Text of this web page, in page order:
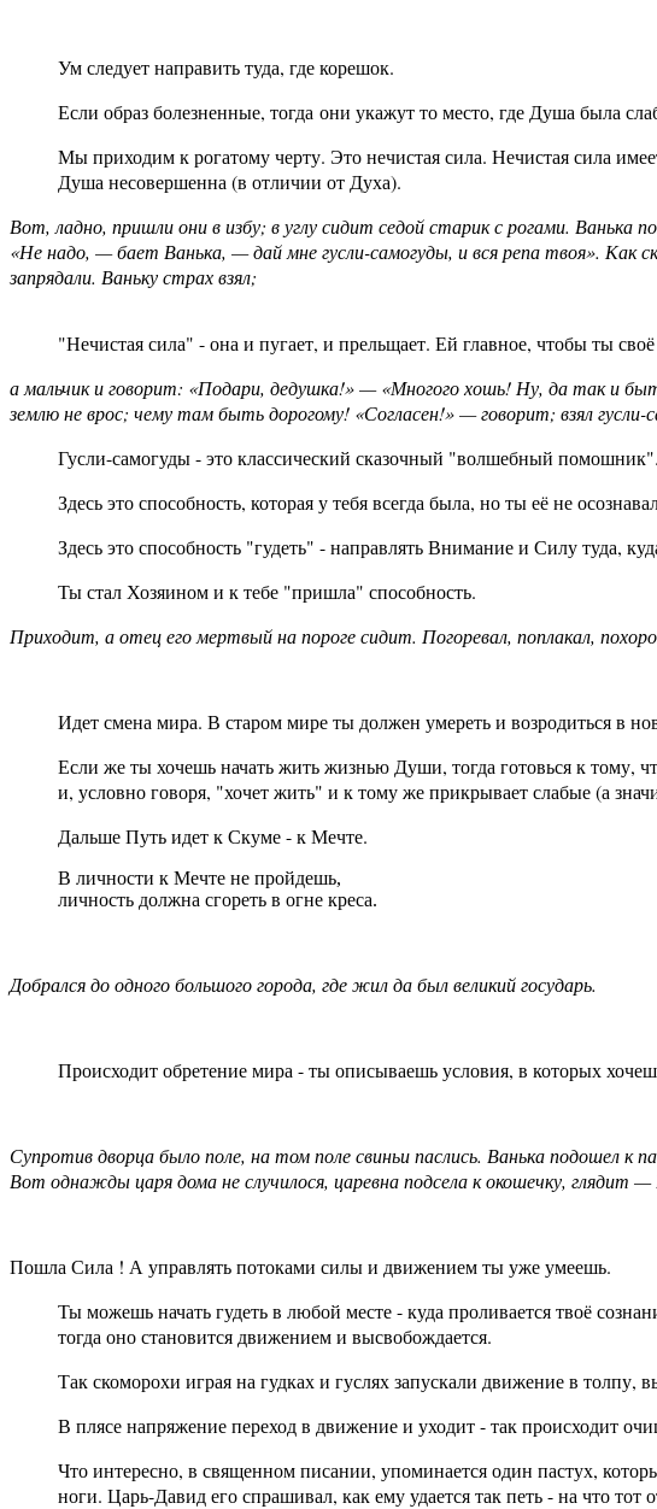
Ум следует направить туда, где корешок.
Если образ болезненные, тогда они укажут то место, где Душа была
Мы приходим к рогатому черту. Это нечистая сила. Нечистая сила
Душа несовершенна (в отличии от Духа).
Вот, ладно, пришли они в избу; в углу сидит седой старик с рогами. Ванька
«Не надо, — бает Ванька, — дай мне гусли-самогуды, и вся репа твоя». Как
запрядали. Ваньку страх взял;
"Нечистая сила" - она и пугает, и прельщает. Ей главное, чтобы ты
а мальчик и говорит: «Подари, дедушка!» — «Многого хошь! Ну, да так и
землю не врос; чему там быть дорогому! «Согласен!» — говорит; взял гусли-
Гусли-самогуды - это классический сказочный "волшебный
Здесь это способность, которая у тебя всегда была, но ты её не
Здесь это способность "гудеть" - направлять Внимание и Силу туда,
Ты стал Хозяином и к тебе "пришла" способность.
Приходит, а отец его мертвый на пороге сидит. Погоревал, поплакал,
Идет смена мира. В старом мире ты должен умереть и возродиться в
Если же ты хочешь начать жить жизнью Души, тогда готовься к тому,
и, условно говоря, "хочет жить" и к тому же прикрывает слабые (а
Дальше Путь идет к Скуме - к Мечте.
В личности к Мечте не пройдешь,
личность должна сгореть в огне креса.
Добрался до одного большого города, где жил да был великий государь.
Происходит обретение мира - ты описываешь условия, в которых
Супротив дворца было поле, на том поле свиньи паслись. Ванька подошел к
Вот однажды царя дома не случилося, царевна подсела к окошечку, глядит
Пошла Сила ! А управлять потоками силы и движением ты уже умеешь.
Ты можешь начать гудеть в любой месте - куда проливается твоё
тогда оно становится движением и высвобождается.
Так скоморохи играя на гудках и гуслях запускали движение в
В плясе напряжение переход в движение и уходит - так происходит
Что интересно, в священном писании, упоминается один пастух,
ноги. Царь-Давид его спрашивал, как ему удается так петь - на что тот